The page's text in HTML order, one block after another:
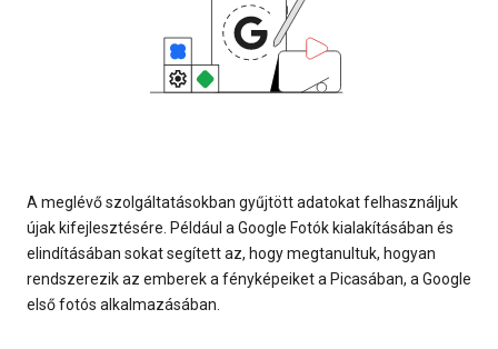
A meglévő szolgáltatásokban gyűjtött adatokat felhasználjuk
újak kifejlesztésére. Például a Google Fotók kialakításában és
elindításában sokat segített az, hogy megtanultuk, hogyan
rendszerezik az emberek a fényképeiket a Picasában, a Google
első fotós alkalmazásában.